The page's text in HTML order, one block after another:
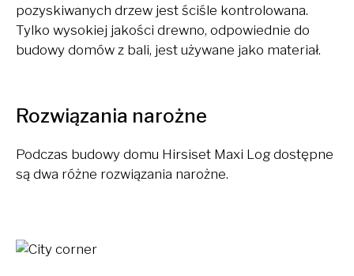
pozyskiwanych drzew jest ściśle kontrolowana.
Tylko wysokiej jakości drewno, odpowiednie do
budowy domów z bali, jest używane jako materiał.
Rozwiązania narożne
Podczas budowy domu Hirsiset Maxi Log dostępne
są dwa różne rozwiązania narożne.